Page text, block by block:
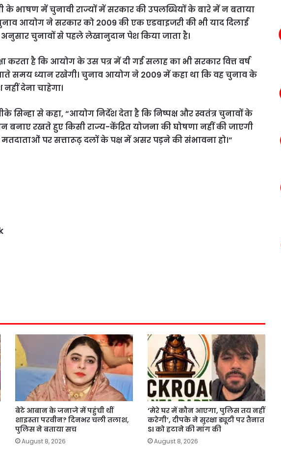
के भाषण में चुनावी राज्यों में सरकार की उपलब्धियों के बारे में न बताया
आयोग ने सरकार को 2009 की एक एडवाइजरी की भी याद दिलाई
चुनावों से पहले लेखानुदान पेश किया जाता है।
है कि आयोग के उस पत्र में दी गई सलाह का भी सरकार वित्त वर्ष
समय ध्यान रखेगी। चुनाव आयोग ने 2009 में कहा था कि वह चुनाव के
देना चाहेगा।
से कहा, “आयोग निर्देश देता है कि निष्पक्ष और स्वतंत्र चुनावों के
बनाए रखते हुए किसी राज्य-केंद्रित योजना की घोषणा नहीं की जाएगी
पर सत्तारूढ़ दलों के पक्ष में असर पड़ने की संभावना हो।”
बेटे आबान के जनाजे में पहुंची थीं
शाइस्ता परवीन? दिनभर चली तलाश,
पुलिस ने बताया सच
August 8, 2026
‘मेरे घर में कौन आएगा, पुलिस तय नहीं
करेगी’, दीपके ने सुरक्षा ड्यूटी पर तैनात
SI को हटाने की मांग की
August 8, 2026